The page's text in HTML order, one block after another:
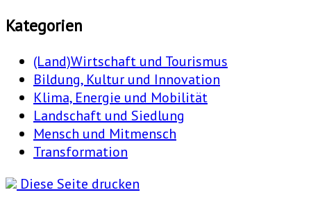
Kategorien
(Land)Wirtschaft und Tourismus
Bildung, Kultur und Innovation
Klima, Energie und Mobilität
Landschaft und Siedlung
Mensch und Mitmensch
Transformation
Diese Seite drucken